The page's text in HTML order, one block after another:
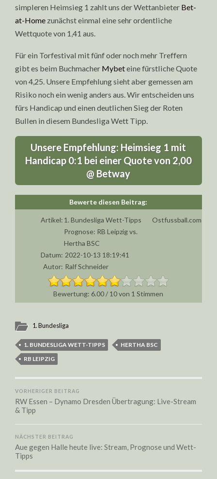
simpleren Heimsieg 1 zahlt uns der Wettanbieter Bet-
at-Home zunächst einmal eine sehr ordentliche
Wettquote von 1,41 aus.
Für ein Torfestival mit fünf oder noch mehr Treffern
gibt es beim Buchmacher Mybeteine fürstliche Quote
von 4,25. Unsere Empfehlung sieht aber gemessen am
Risiko noch ein wenig anders aus. Wir entscheiden uns
fürs Handicap und einen deutlichen Sieg der Roten
Bullen in diesem Bundesliga Wett Tipp.
Unsere Empfehlung: Heimsieg 1 mit
Handicap 0:1 bei einer Quote von 2,00
@ Betway
Artikel: 1. Bundesliga Wett-Tipps
Prognose: RB Leipzig vs.
Hertha BSC
Ostfussball.com
Datum: 2022-10-13 18:19:41
Autor: Ralf Schneider
6.00/ 10von 1 Stimmen
1. Bundesliga
1. BUNDESLIGA WETT-TIPPS
HERTHA BSC
RB LEIPZIG
VORHERIGER BEITRAG
RW Essen – Dynamo Dresden Übertragung: Live-Stream
& Tipp
NÄCHSTER BEITRAG
Aue gegen Halle heute live: Stream, Prognose und Wett-
Tipps